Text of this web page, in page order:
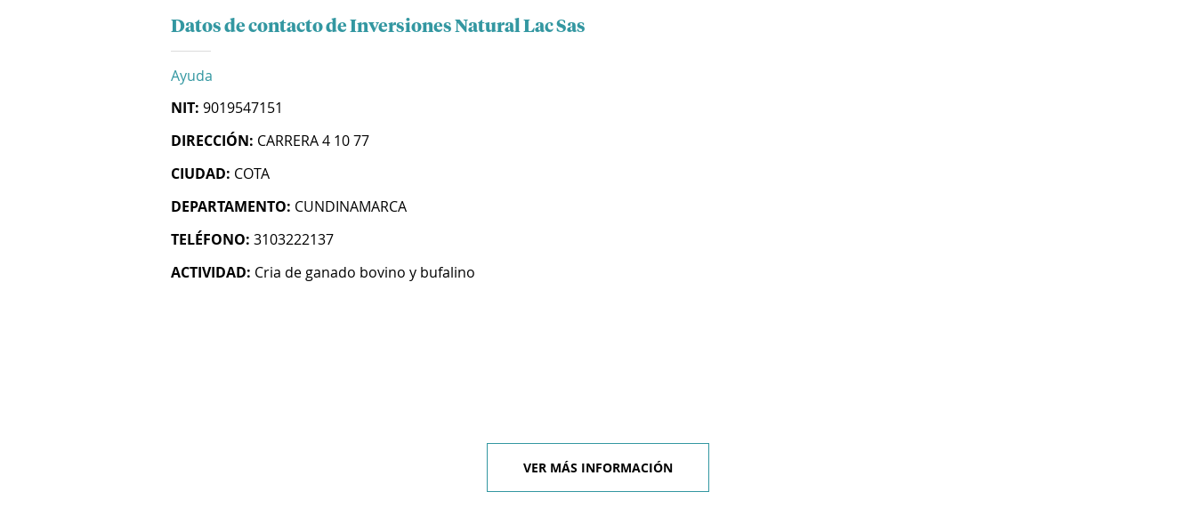
Datos de contacto de Inversiones Natural Lac Sas
Ayuda
NIT: 9019547151
DIRECCIÓN: CARRERA 4 10 77
CIUDAD: COTA
DEPARTAMENTO: CUNDINAMARCA
TELÉFONO: 3103222137
ACTIVIDAD: Cria de ganado bovino y bufalino
VER MÁS INFORMACIÓN